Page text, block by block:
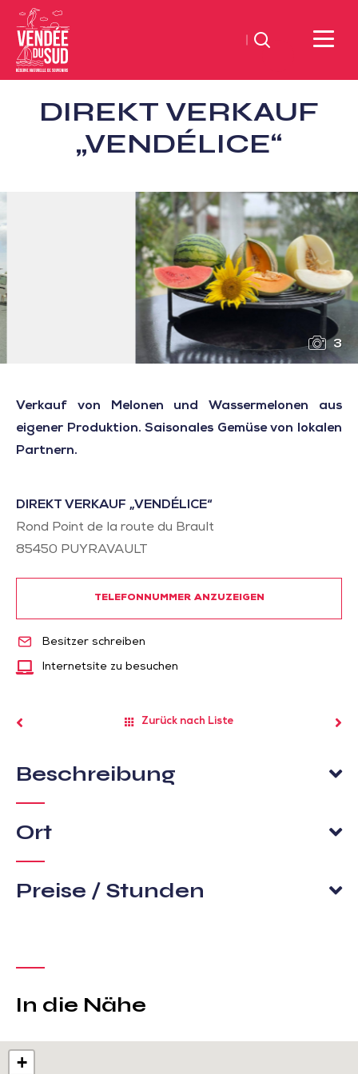
Sud
Vendée
TourismusSüd
Suchen
DIREKT VERKAUF
„VENDÉLICE“
3
Verkauf von Melonen und Wassermelonen aus
eigener Produktion. Saisonales Gemüse von lokalen
Partnern.
DIREKT VERKAUF „VENDÉLICE“
Rond Point de la route du Brault
85450 PUYRAVAULT
TELEFONNUMMER ANZUZEIGEN
Besitzer schreiben
Internetsite zu besuchen
Zurück nach Liste
Beschreibung
Ort
Preise / Stunden
In die Nähe
+